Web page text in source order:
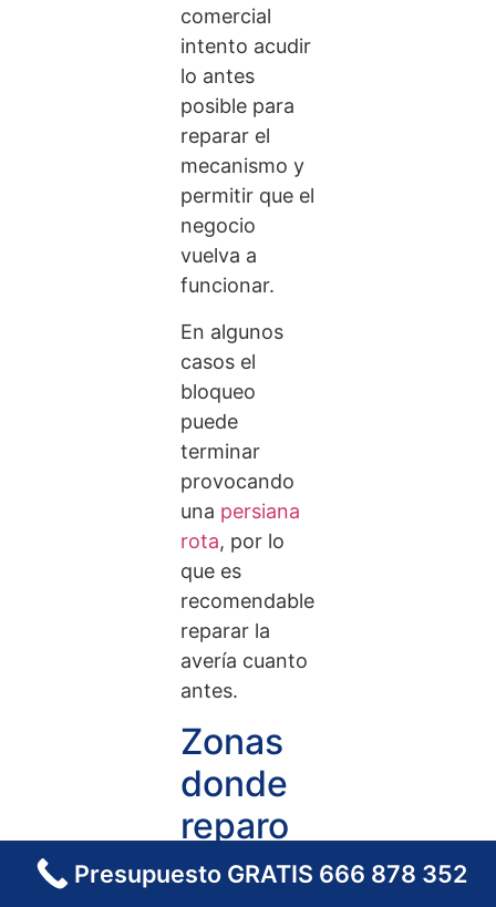
comercial
intento acudir
lo antes
posible para
reparar el
mecanismo y
permitir que el
negocio
vuelva a
funcionar.
En algunos
casos el
bloqueo
puede
terminar
provocando
una persiana
rota, por lo
que es
recomendable
reparar la
avería cuanto
antes.
Zonas
donde
reparo
persianas
Presupuesto GRATIS 666 878 352